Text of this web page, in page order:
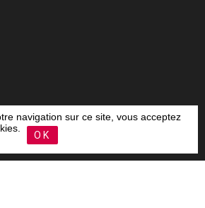
navigation sur ce site, vous acceptez
OK